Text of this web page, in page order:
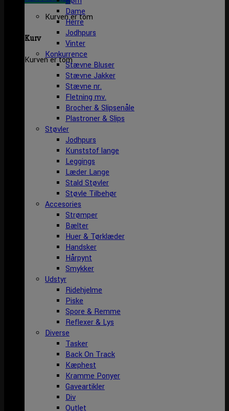
Kurven er tom
Kurv
Kurven er tom
Dame
Herre
Jodhpurs
Vinter
Konkurrence
Stævne Bluser
Stævne Jakker
Stævne nr.
Fletning mv.
Brocher & Slipsenåle
Plastroner & Slips
Støvler
Jodhpurs
Kunststof lange
Leggings
Læder Lange
Stald Støvler
Støvle Tilbehør
Accesories
Strømper
Bælter
Huer & Tørklæder
Handsker
Hårpynt
Smykker
Udstyr
Ridehjelme
Piske
Spore & Remme
Reflexer & Lys
Diverse
Tasker
Back On Track
Kæphest
Kramme Ponyer
Gaveartikler
Div
Outlet